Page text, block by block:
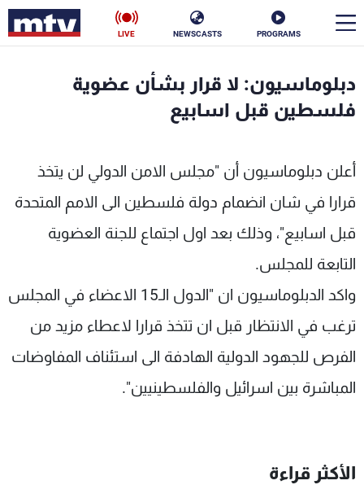
PROGRAMS
NEWSCASTS
LIVE
دبلوماسيون: لا قرار بشأن عضوية
فلسطين قبل اسابيع
أعلن دبلوماسيون أن "مجلس الامن الدولي لن يتخذ
قرارا في شان انضمام دولة فلسطين الى الامم المتحدة
قبل اسابيع"، وذلك بعد اول اجتماع للجنة العضوية
التابعة للمجلس.
واكد الدبلوماسيون ان "الدول الـ15 الاعضاء في المجلس
ترغب في الانتظار قبل ان تتخذ قرارا لاعطاء مزيد من
الفرص للجهود الدولية الهادفة الى استئناف المفاوضات
المباشرة بين اسرائيل والفلسطينيين".
الأكثر قراءة
الأخبار
منوعات رياضة
كأس العالم
البرامج
جدول البرامج
شاهد البرامج
الإنـتـاج